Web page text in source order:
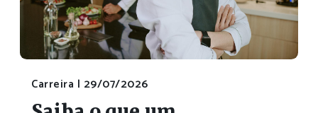
Carreira | 29/07/2026